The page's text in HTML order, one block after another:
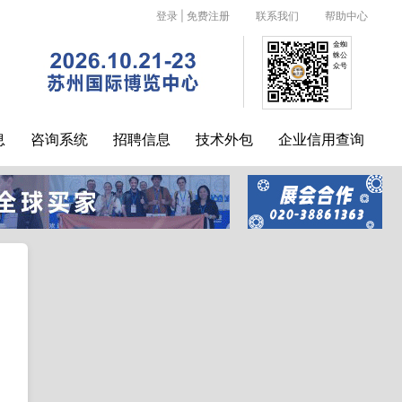
联系我们 帮助中心
登录 免费注册
咨询系统 招聘信息 技术外包 企业信用查询
金蜘
蛛公
众号